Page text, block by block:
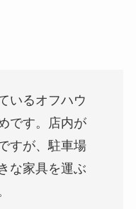
いるオフハウ
です。店内が
すが、駐車場
な家具を運ぶ